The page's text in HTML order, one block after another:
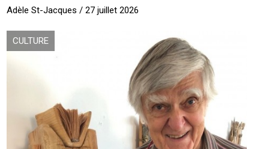
Adèle St-Jacques / 27 juillet 2026
CULTURE